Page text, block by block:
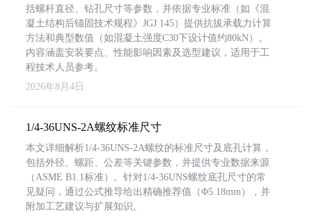
括螺杆直径、钻孔尺寸等参数，并依据专业标准（如《混
凝土结构后锚固技术规程》JGJ 145）提供抗拔承载力计算
方法和典型数值（如混凝土强度C30下设计值约80kN）。
内容涵盖安装要点、性能影响因素及选型建议，适用于工
程技术人员参考。
2026年8月4日
1/4-36UNS-2A螺纹标准尺寸
本文详细解析1/4-36UNS-2A螺纹的标准尺寸及底孔计算，
包括外径、螺距、公差等关键参数，并提供专业数据来源
（ASME B1.1标准）。针对1/4-36UNS螺纹底孔尺寸的常
见疑问，通过公式推导给出精确推荐值（Φ5.18mm），并
附加工艺建议与扩展知识。